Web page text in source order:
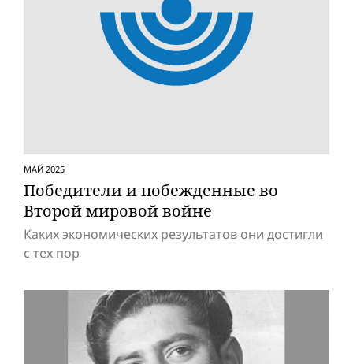
МАЙ 2025
Победители и побежденные во
Второй мировой вой­не
Каких экономических результатов они достигли
с тех пор